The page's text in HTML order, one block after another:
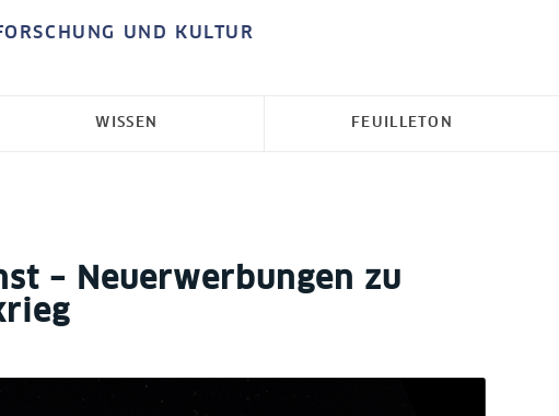
UND KULTUR
WISSEN FEUILLETON
– Neuerwerbungen zu